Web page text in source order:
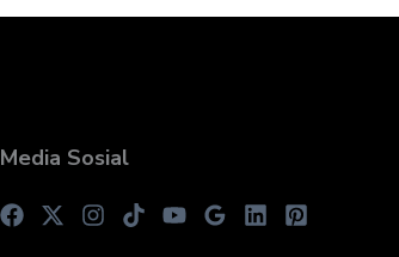
Media Sosial